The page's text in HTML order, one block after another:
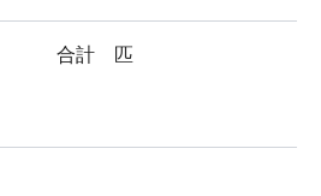
合計 匹